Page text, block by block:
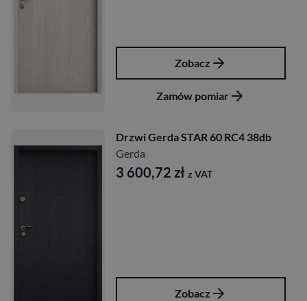
Zobacz
Zamów pomiar
Drzwi Gerda STAR 60 RC4 38db
Gerda
3 600,72 zł z VAT
Zobacz